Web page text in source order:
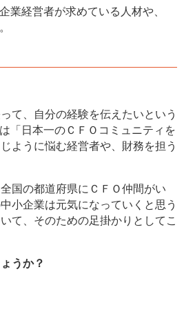
経営者が求めている人材や、
て、自分の経験を伝えたいという
「日本一のＣＦＯコミュニティを
ように悩む経営者や、財務を担う
国の都道府県にＣＦＯ仲間がい
小企業は元気になっていくと思う
て、そのための足掛かりとしてこ
うか？